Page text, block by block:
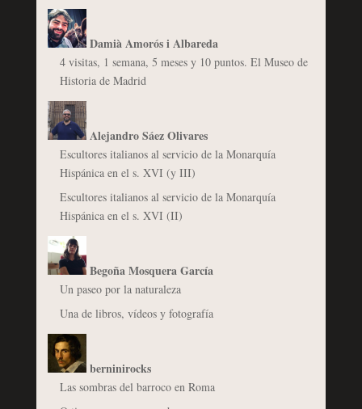
Damià Amorós i Albareda
4 visitas, 1 semana, 5 meses y 10 puntos. El Museo de
Historia de Madrid
Alejandro Sáez Olivares
Escultores italianos al servicio de la Monarquía
Hispánica en el s. XVI (y III)
Escultores italianos al servicio de la Monarquía
Hispánica en el s. XVI (II)
Begoña Mosquera García
Un paseo por la naturaleza
Una de libros, vídeos y fotografía
berninirocks
Las sombras del barroco en Roma